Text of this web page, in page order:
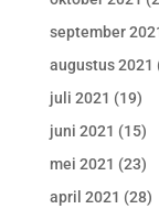
september
augustus 2021
juli 2021 (19)
juni 2021 (15)
mei 2021 (23)
april 2021 (28)